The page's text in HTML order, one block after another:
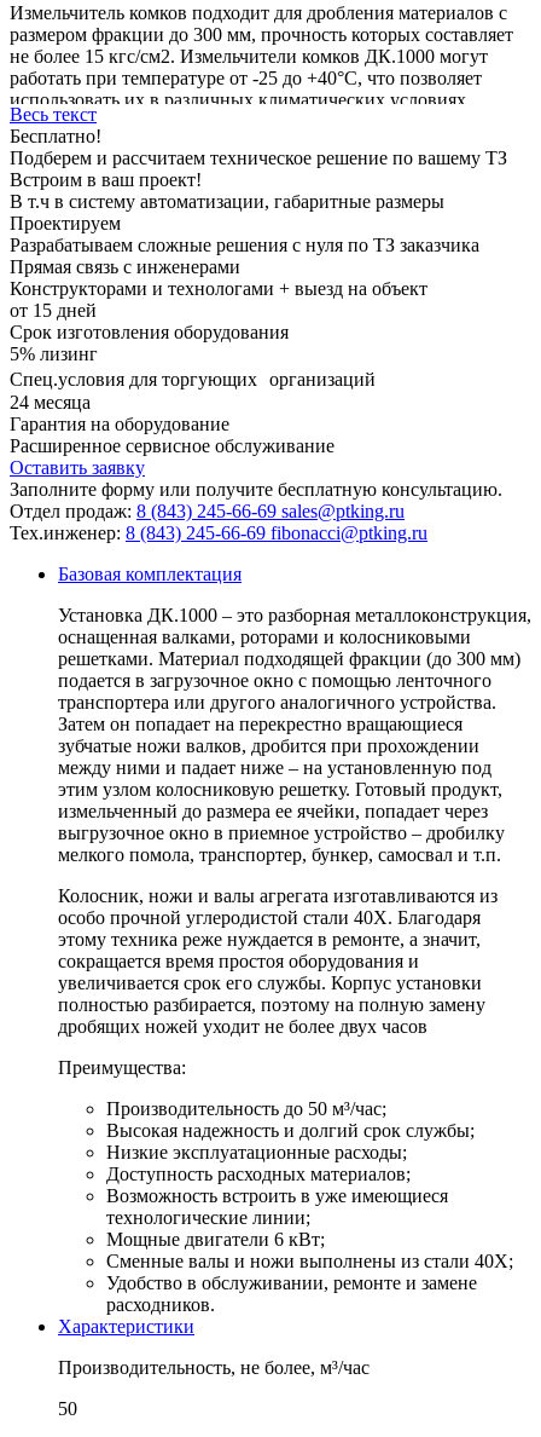
Измельчитель комков подходит для дробления материалов с
размером фракции до 300 мм, прочность которых составляет
не более 15 кгс/см2. Измельчители комков ДК.1000 могут
работать при температуре от -25 до +40°С, что позволяет
использовать их в различных климатических условиях.
Дробилка может являться частью производственной линии
или комплекса по производству блоков легких бетонов.
Весь текст
Бесплатно!
Подберем и рассчитаем техническое решение по вашему ТЗ
Встроим в ваш проект!
В т.ч в систему автоматизации, габаритные размеры
Проектируем
Разрабатываем сложные решения с нуля по ТЗ заказчика
Прямая связь с инженерами
Конструкторами и технологами + выезд на объект
от 15 дней
Срок изготовления оборудования
5% лизинг
Спец.условия для торгующих организаций
24 месяца
Гарантия на оборудование
Расширенное сервисное обслуживание
Оставить заявку
Заполните форму или получите бесплатную консультацию.
Отдел продаж: 8 (843) 245-66-69 sales@ptking.ru
Тех.инженер: 8 (843) 245-66-69 fibonacci@ptking.ru
Базовая комплектация
Установка ДК.1000 – это разборная металлоконструкция,
оснащенная валками, роторами и колосниковыми
решетками. Материал подходящей фракции (до 300 мм)
подается в загрузочное окно с помощью ленточного
транспортера или другого аналогичного устройства.
Затем он попадает на перекрестно вращающиеся
зубчатые ножи валков, дробится при прохождении
между ними и падает ниже – на установленную под
этим узлом колосниковую решетку. Готовый продукт,
измельченный до размера ее ячейки, попадает через
выгрузочное окно в приемное устройство – дробилку
мелкого помола, транспортер, бункер, самосвал и т.п.
Колосник, ножи и валы агрегата изготавливаются из
особо прочной углеродистой стали 40Х. Благодаря
этому техника реже нуждается в ремонте, а значит,
сокращается время простоя оборудования и
увеличивается срок его службы. Корпус установки
полностью разбирается, поэтому на полную замену
дробящих ножей уходит не более двух часов
Преимущества:
Производительность до 50 м³/час;
Высокая надежность и долгий срок службы;
Низкие эксплуатационные расходы;
Доступность расходных материалов;
Возможность встроить в уже имеющиеся
технологические линии;
Мощные двигатели 6 кВт;
Сменные валы и ножи выполнены из стали 40Х;
Удобство в обслуживании, ремонте и замене
расходников.
Характеристики
Производительность, не более, м³/час
50